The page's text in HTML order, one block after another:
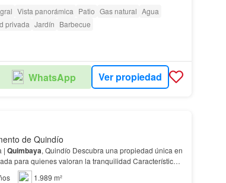
Vista panorámica Patio Gas natural Agua
privada Jardín Barbecue
WhatsApp Ver propiedad
de Quindío
| Quimbaya, Quindío Descubra una propiedad única en
para quienes valoran la tranquilidad Características
–Quimbaya
1.989 m²